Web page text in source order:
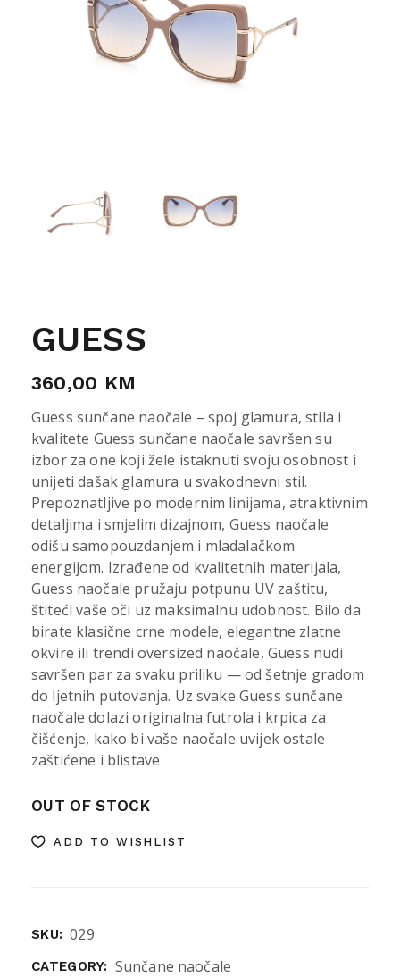
GUESS
360,00 KM
Guess sunčane naočale – spoj glamura, stila i
kvalitete Guess sunčane naočale savršen su
izbor za one koji žele istaknuti svoju osobnost i
unijeti dašak glamura u svakodnevni stil.
Prepoznatljive po modernim linijama, atraktivnim
detaljima i smjelim dizajnom, Guess naočale
odišu samopouzdanjem i mladalačkom
energijom. Izrađene od kvalitetnih materijala,
Guess naočale pružaju potpunu UV zaštitu,
štiteći vaše oči uz maksimalnu udobnost. Bilo da
birate klasične crne modele, elegantne zlatne
okvire ili trendi oversized naočale, Guess nudi
savršen par za svaku priliku — od šetnje gradom
do ljetnih putovanja. Uz svake Guess sunčane
naočale dolazi originalna futrola i krpica za
čišćenje, kako bi vaše naočale uvijek ostale
zaštićene i blistave
OUT OF STOCK
ADD TO WISHLIST
SKU: 029
CATEGORY: Sunčane naočale